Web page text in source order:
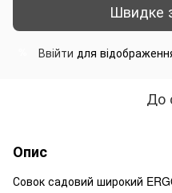
Швидке
Ввійти для
До
Опис
Совок садовий широкий